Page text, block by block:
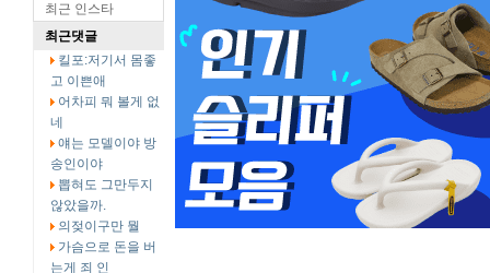
최근 인스타
최근댓글
킬포:저기서 몸좋
고 이쁜애
어차피 뭐 볼게 없
네
얘는 모델이야 방
송인이야
뽑혀도 그만두지
않았을까.
의젖이구만 뭘
가슴으로 돈을 버
는게 죄 인